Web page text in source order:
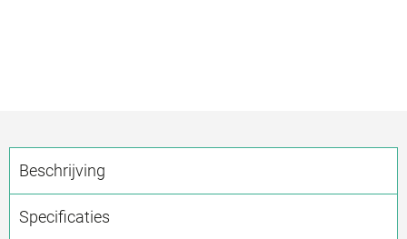
Beschrijving
Specificaties